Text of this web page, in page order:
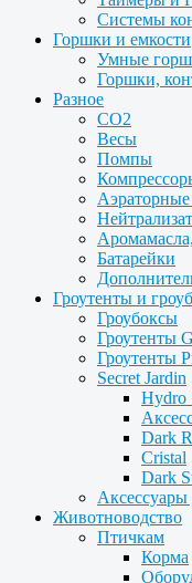
Системы
Горшки и емкости
Умные
Горшки,
Разное
CO2
Весы
Помпы
Батарейки
Гроутенты и
Гроубоксы
Гроутенты
Гроутенты
Secret Jardin
Hydro
Dark
Cristal
Dark
Аксессуары
Животноводство
Птичкам
Корма